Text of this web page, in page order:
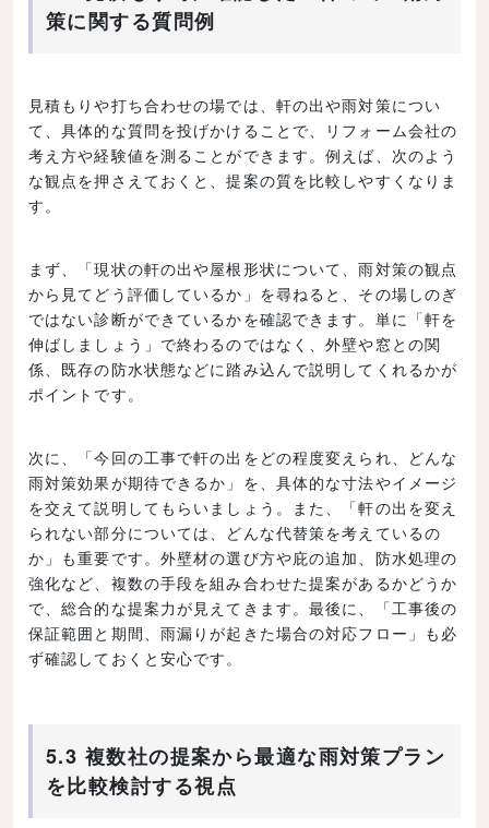
策に関する質問例
見積もりや打ち合わせの場では、軒の出や雨対策につい
て、具体的な質問を投げかけることで、リフォーム会社の
考え方や経験値を測ることができます。例えば、次のよう
な観点を押さえておくと、提案の質を比較しやすくなりま
す。
まず、「現状の軒の出や屋根形状について、雨対策の観点
から見てどう評価しているか」を尋ねると、その場しのぎ
ではない診断ができているかを確認できます。単に「軒を
伸ばしましょう」で終わるのではなく、外壁や窓との関
係、既存の防水状態などに踏み込んで説明してくれるかが
ポイントです。
次に、「今回の工事で軒の出をどの程度変えられ、どんな
雨対策効果が期待できるか」を、具体的な寸法やイメージ
を交えて説明してもらいましょう。また、「軒の出を変え
られない部分については、どんな代替策を考えているの
か」も重要です。外壁材の選び方や庇の追加、防水処理の
強化など、複数の手段を組み合わせた提案があるかどうか
で、総合的な提案力が見えてきます。最後に、「工事後の
保証範囲と期間、雨漏りが起きた場合の対応フロー」も必
ず確認しておくと安心です。
5.3 複数社の提案から最適な雨対策プラン
を比較検討する視点